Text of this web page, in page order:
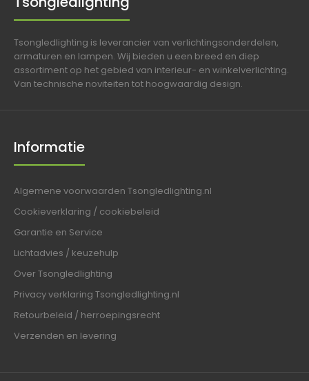
Tsongledlighting is leverancier van verlichtingsonderdelen,
armaturen en lampen. Wij bieden u een breed en diep
assortiment op het gebied van interieur- en winkelverlichting.
Van technische noviteiten tot hoogwaardig design.
Informatie
Algemene voorwaarden Tsongledlighting.nl
Cookieverklaring / cookiebeleid
Garantie en Service
Lichtadvies / keuzehulp
Over Tsongledlighting
Privacy verklaring Tsongledlighting.nl
Retourbeleid / herroepingsrecht
Verzenden en levering